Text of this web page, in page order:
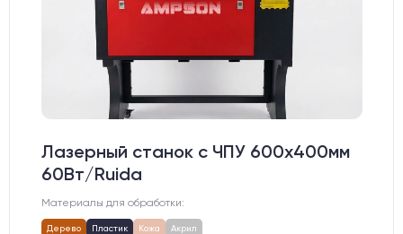
Лазерный станок c ЧПУ 600х400мм
60Вт/Ruida
Материалы для обработки:
Дерево Пластик Кожа Акрил